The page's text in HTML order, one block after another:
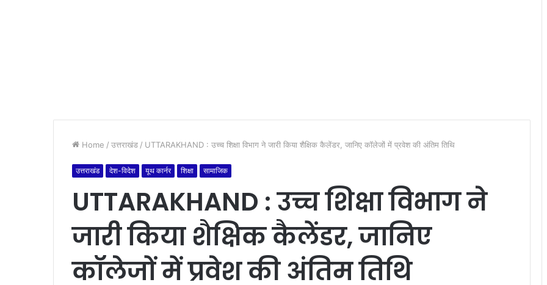
Home / उत्तराखंड / UTTARAKHAND : उच्च शिक्षा विभाग ने जारी किया शैक्षिक कैलेंडर, जानिए कॉलेजों में प्रवेश की अंतिम तिथि
उत्तराखंड देश-विदेश यूथ कार्नर शिक्षा सामाजिक
UTTARAKHAND : उच्च शिक्षा विभाग ने
जारी किया शैक्षिक कैलेंडर, जानिए
कॉलेजों में प्रवेश की अंतिम तिथि